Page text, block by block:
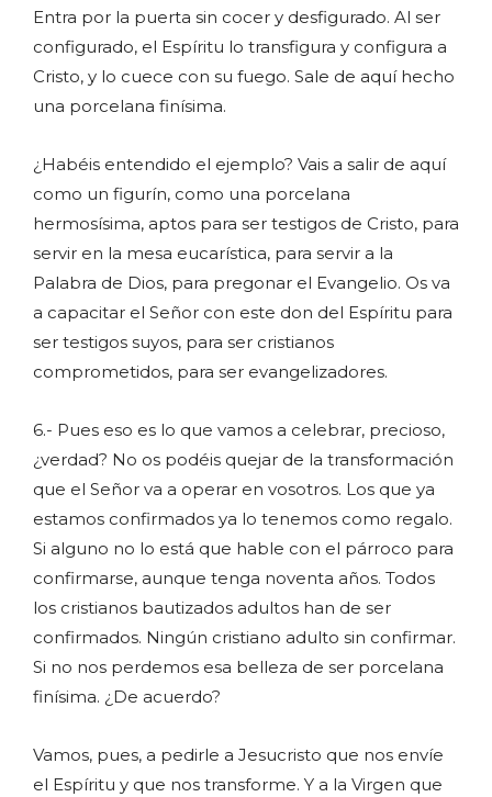
Entra por la puerta sin cocer y desfigurado. Al ser
configurado, el Espíritu lo transfigura y configura a
Cristo, y lo cuece con su fuego. Sale de aquí hecho
una porcelana finísima.
¿Habéis entendido el ejemplo? Vais a salir de aquí
como un figurín, como una porcelana
hermosísima, aptos para ser testigos de Cristo, para
servir en la mesa eucarística, para servir a la
Palabra de Dios, para pregonar el Evangelio. Os va
a capacitar el Señor con este don del Espíritu para
ser testigos suyos, para ser cristianos
comprometidos, para ser evangelizadores.
6.- Pues eso es lo que vamos a celebrar, precioso,
¿verdad? No os podéis quejar de la transformación
que el Señor va a operar en vosotros. Los que ya
estamos confirmados ya lo tenemos como regalo.
Si alguno no lo está que hable con el párroco para
confirmarse, aunque tenga noventa años. Todos
los cristianos bautizados adultos han de ser
confirmados. Ningún cristiano adulto sin confirmar.
Si no nos perdemos esa belleza de ser porcelana
finísima. ¿De acuerdo?
Vamos, pues, a pedirle a Jesucristo que nos envíe
el Espíritu y que nos transforme. Y a la Virgen que